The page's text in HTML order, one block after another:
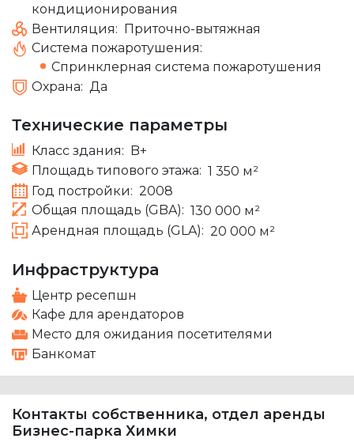
кондиционирования
Вентиляция: Приточно-вытяжная
Система пожаротушения:
Спринклерная система пожаротушения
Охрана: Да
Технические параметры
Класс здания: B+
Площадь типового этажа: 1 350 м²
Год постройки: 2008
Общая площадь (GBA): 130 000 м²
Арендная площадь (GLA): 20 000 м²
Инфраструктура
Центр ресепшн
Кафе для арендаторов
Место для ожидания посетителями
Банкомат
Контакты собственника, отдел аренды
Бизнес-парка Химки